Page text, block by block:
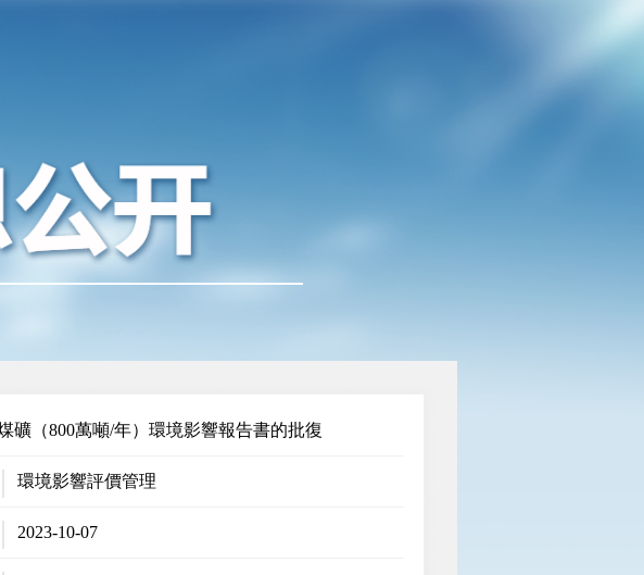
礦（800萬噸/年）環境影響報告書的批復
環境影響評價管理
2023-10-07